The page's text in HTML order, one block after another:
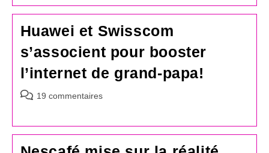
publication :
Huawei et Swisscom
s’associent pour booster
l’internet de grand-papa!
Commentaires
publication :
19 commentaires